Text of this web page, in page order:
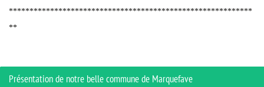
***********************************************************
**
Présentation de notre belle commune de Marquefave